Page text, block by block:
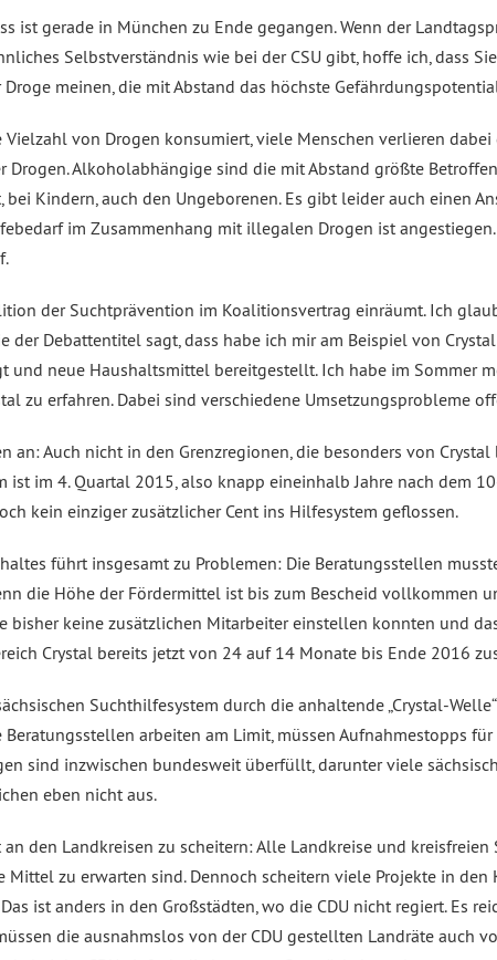
ist gerade in München zu Ende gegangen. Wenn der
Selbstverständnis wie bei der CSU gibt, hoffe ich, dass
meinen, die mit Abstand das höchste
von Drogen konsumiert, viele Menschen verlieren
Alkoholabhängige sind die mit Abstand größte
Kindern, auch den Ungeborenen. Es gibt leider auch einen
im Zusammenhang mit illegalen Drogen ist
der Suchtprävention im Koalitionsvertrag einräumt. Ich
der Debattentitel sagt, dass habe ich mir am Beispiel von
neue Haushaltsmittel bereitgestellt. Ich habe im Sommer
zu erfahren. Dabei sind verschiedene Umsetzungsprobleme
an: Auch nicht in den Grenzregionen, die besonders von
im 4. Quartal 2015, also knapp eineinhalb Jahre nach dem
kein einziger zusätzlicher Cent ins Hilfesystem geflossen.
führt insgesamt zu Problemen: Die Beratungsstellen
die Höhe der Fördermittel ist bis zum Bescheid vollkommen
bisher keine zusätzlichen Mitarbeiter einstellen konnten und
Crystal bereits jetzt von 24 auf 14 Monate bis Ende 2016
Suchthilfesystem durch die anhaltende „Crystal-
arbeiten am Limit, müssen Aufnahmestopps
sind inzwischen bundesweit überfüllt, darunter viele
eben nicht aus.
den Landkreisen zu scheitern: Alle Landkreise und
zu erwarten sind. Dennoch scheitern viele Projekte in
ist anders in den Großstädten, wo die CDU nicht regiert. Es
die ausnahmslos von der CDU gestellten Landräte auch